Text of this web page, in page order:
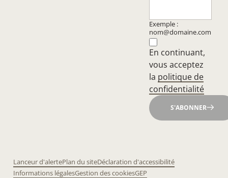
Exemple :
nom@domaine.com
En continuant,
vous acceptez
la politique de
confidentialité
S'ABONNER
Lanceur d'alertePlan du siteDéclaration d'accessibilité
Informations légalesGestion des cookiesGEP